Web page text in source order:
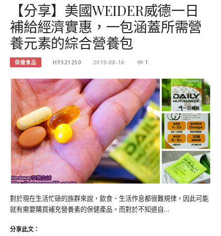
【分享】美國WEIDER威德一日
補給經濟實惠，一包涵蓋所需營
養元素的綜合營養包
保健食品 HY321250 2019-08-16 1
對於現在生活忙碌的族群來說，飲食、生活作息都很難規律，因此可能
就有需要購買補充營養素的保健產品。而對於不知道自…
分享此文：